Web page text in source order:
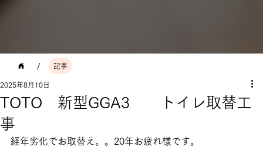
TOTO 新型GGA3 トイレ取替工
事
2025年8月10日
経年劣化でお取替え。。20年お疲れ様です。
/ 記事